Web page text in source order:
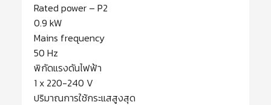
Rated power – P2
0.9 kW
Mains frequency
50 Hz
พิกัดแรงดันไฟฟ้า
1 x 220-240 V
ปริมาณการใช้กระแสสูงสุด